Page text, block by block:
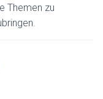
Themen zu